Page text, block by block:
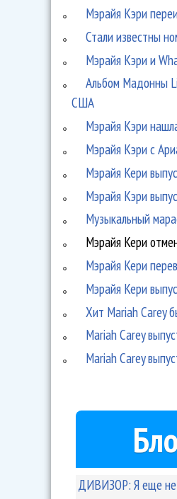
Мэрайя Кэри
Стали известны
Мэрайя Кэри и
Альбом Мадонны
США
Мэрайя Кэри
Мэрайя Кэри с
Мэрайя Кери
Мэрайя Кэри
Музыкальный
Мэрайя Кери
Мэрайя Кери
Мэрайя Кери
Хит Mariah Carey
Mariah Carey
Mariah Carey
ДИВИЗОР: Я еще не